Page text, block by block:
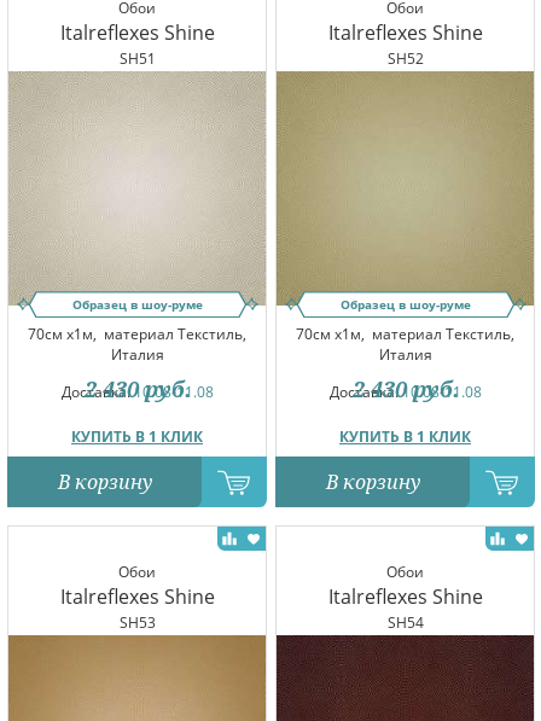
Обои
Italreflexes Shine
SH51
Образец в шоу-руме
70см x1м, материал Текстиль,
Италия
Доставка:10.08-11.08
КУПИТЬ В 1 КЛИК
2 430 руб.
В корзину
Обои
Italreflexes Shine
SH52
Образец в шоу-руме
70см x1м, материал Текстиль,
Италия
Доставка:10.08-11.08
КУПИТЬ В 1 КЛИК
2 430 руб.
В корзину
Обои
Italreflexes Shine
SH53
Обои
Italreflexes Shine
SH54